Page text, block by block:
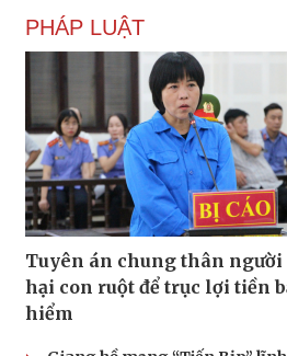
PHÁP LUẬT
Tuyên án chung thân người
hại con ruột để trục lợi tiền
hiểm